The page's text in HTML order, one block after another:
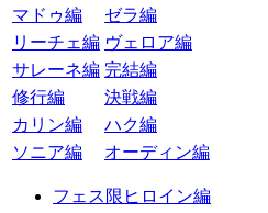
マドゥ編
ゼラ編
リーチェ編 ヴェロア編
サレーネ編 完結編
修行編
決戦編
カリン編
ハク編
ソニア編
オーディン編
フェス限ヒロイン編